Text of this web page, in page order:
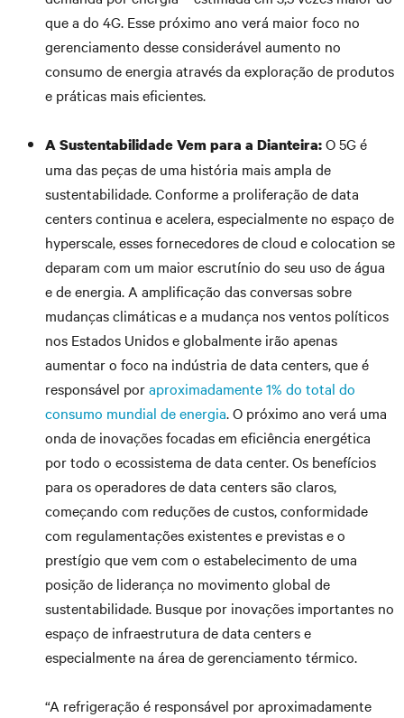
que a do 4G. Esse próximo ano verá maior foco no
gerenciamento desse considerável aumento no
consumo de energia através da exploração de produtos
e práticas mais eficientes.
A Sustentabilidade Vem para a Dianteira:O 5G é
uma das peças de uma história mais ampla de
sustentabilidade. Conforme a proliferação de data
centers continua e acelera, especialmente no espaço de
hyperscale, esses fornecedores de cloud e colocation se
deparam com um maior escrutínio do seu uso de água
e de energia. A amplificação das conversas sobre
mudanças climáticas e a mudança nos ventos políticos
nos Estados Unidos e globalmente irão apenas
aumentar o foco na indústria de data centers, que é
responsável poraproximadamente 1% do total do
consumo mundial de energia. O próximo ano verá uma
onda de inovações focadas em eficiência energética
por todo o ecossistema de data center. Os benefícios
para os operadores de data centers são claros,
começando com reduções de custos, conformidade
com regulamentações existentes e previstas e o
prestígio que vem com o estabelecimento de uma
posição de liderança no movimento global de
sustentabilidade. Busque por inovações importantes no
espaço de infraestrutura de data centers e
especialmente na área de gerenciamento térmico.
“A refrigeração é responsável por aproximadamente